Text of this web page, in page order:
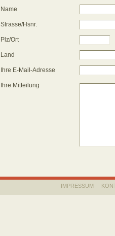
Name
Strasse/Hsnr.
Plz/Ort
Land
Ihre E-Mail-Adresse
Ihre Mitteilung
IMPRESSUM